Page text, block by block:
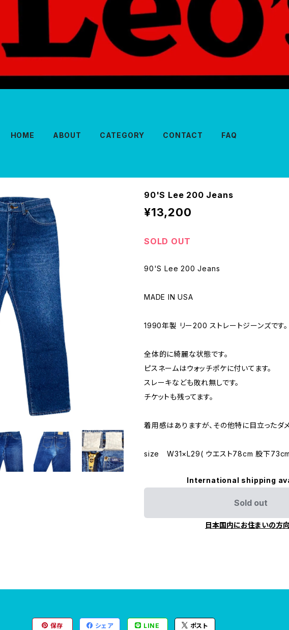
HOME ABOUT CATEGORY CONTACT FAQ
90'S Lee 200 Jeans
¥13,200
SOLD OUT
90'S Lee 200 Jeans
MADE IN USA
1990年製 リー200 ストレートジーンズです。
全体的に綺麗な状態です。
ピスネームはウォッチポケに付いてます。
スレーキなども敗れ無しです。
チケットも残ってます。
着用感はありますが、その他特に目立ったダ
size W31×L29( ウエスト78cm 股下
International shipping
Sold out
日本国内にお住まいの方
保存 シェア LINE ポスト